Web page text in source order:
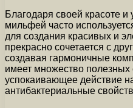
Благодаря своей красоте
мильфей часто
для создания красивых и
прекрасно сочетается с
создавая гармоничные
имеет множество полезных
успокаивающее действие
антибактериальные